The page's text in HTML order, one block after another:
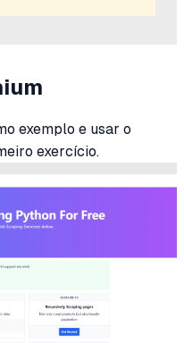
exemplo e usar o
exercício.